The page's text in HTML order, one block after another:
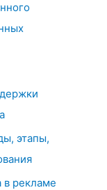
этапы,
в рекламе